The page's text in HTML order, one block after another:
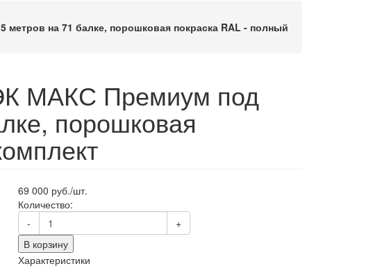
на 71 балке, порошковая покраска RAL - полный
МАКС Премиум под
порошковая
69 000 руб./шт.
Количество:
-
+
В корзину
Характеристики